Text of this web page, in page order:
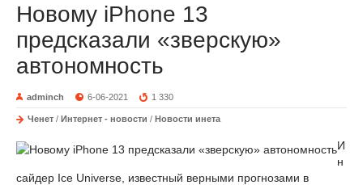
Новому iPhone 13
предсказали «зверскую»
автономность
adminch 6-06-2021 1 330
Ченет / Интернет - новости / Новости инета
И
н
сайдер Ice Universe, известный верными прогнозами в